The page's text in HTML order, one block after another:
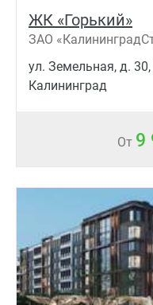
ЖК «Горький»
ЗАО
ул. Земельная, д.
Калининград
От 9